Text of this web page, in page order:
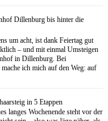
Dillenburg bis hinter die
um acht, ist dank Feiertag gut
– und mit einmal Umsteigen
in Dillenburg. Bei
ich mich auf den Weg: auf
in 5 Etappen
langes Wochenende steht vor der